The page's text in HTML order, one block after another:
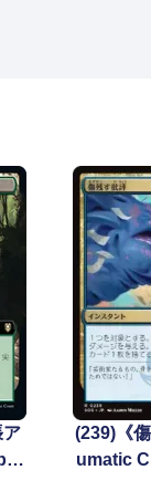
ア
(239)《
umatic